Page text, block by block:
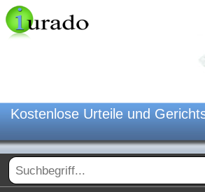
Kostenlose Urteile und